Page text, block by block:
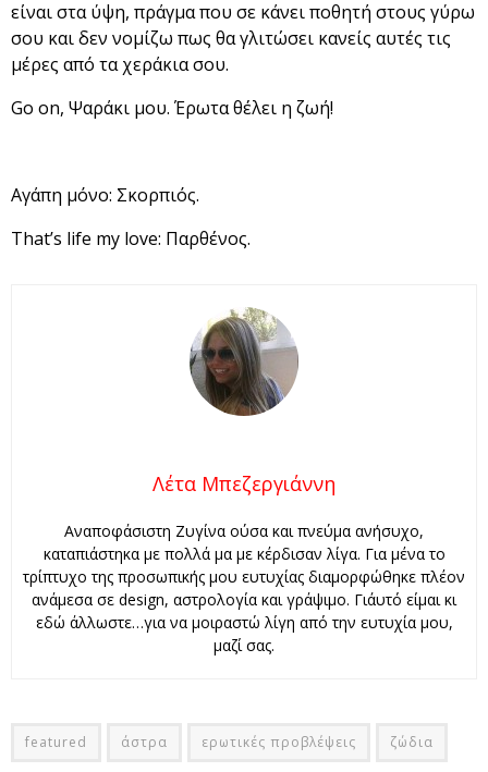
είναι στα ύψη, πράγμα που σε κάνει ποθητή στους γύρω
σου και δεν νομίζω πως θα γλιτώσει κανείς αυτές τις
μέρες από τα χεράκια σου.
Go on, Ψαράκι μου. Έρωτα θέλει η ζωή!
Αγάπη μόνο: Σκορπιός.
That’s life my love: Παρθένος.
Λέτα Μπεζεργιάννη
Αναποφάσιστη Ζυγίνα ούσα και πνεύμα ανήσυχο,
καταπιάστηκα με πολλά μα με κέρδισαν λίγα. Για μένα το
τρίπτυχο της προσωπικής μου ευτυχίας διαμορφώθηκε πλέον
ανάμεσα σε design, αστρολογία και γράψιμο. Γι΄αυτό είμαι κι
εδώ άλλωστε…για να μοιραστώ λίγη από την ευτυχία μου,
μαζί σας.
featured άστρα ερωτικές προβλέψεις ζώδια